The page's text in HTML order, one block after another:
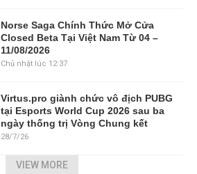
Norse Saga Chính Thức Mở Cửa
Closed Beta Tại Việt Nam Từ 04 –
11/08/2026
Chủ nhật lúc 12:37
Virtus.pro giành chức vô địch PUBG
tại Esports World Cup 2026 sau ba
ngày thống trị Vòng Chung kết
28/7/26
VIEW MORE